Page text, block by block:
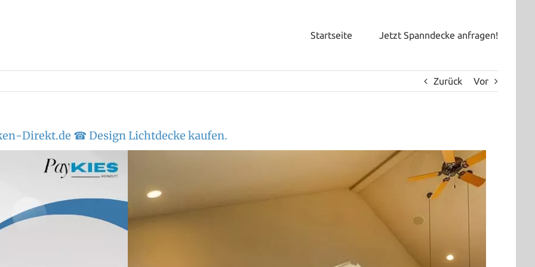
Startseite Jetzt Spanndecke anfragen!
Zurück Vor
Direkt.de ☎ Design Lichtdecke kaufen.